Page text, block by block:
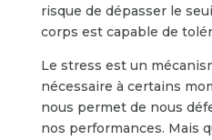
risque de dépasser le
corps est capable de
Le stress est un
nécessaire à certains
nous permet de nous
nos performances. Mais